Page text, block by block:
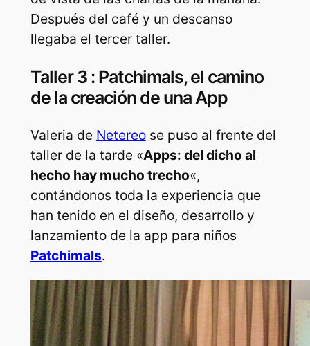
Después del café y un descanso
llegaba el tercer taller.
Taller 3 : Patchimals, el camino
de la creación de una App
Valeria de Netereose puso al frente del
taller de la tarde «Apps: del dicho al
hecho hay mucho trecho«,
contándonos toda la experiencia que
han tenido en el diseño, desarrollo y
lanzamiento de la app para niños
Patchimals.